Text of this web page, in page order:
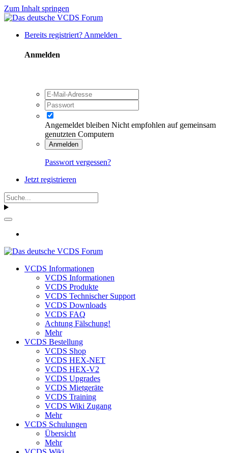
Zum Inhalt springen
Bereits registriert? Anmelden
Anmelden
Angemeldet bleiben Nicht empfohlen auf gemeinsam
genutzten Computern
Anmelden
Passwort vergessen?
Jetzt registrieren
VCDS Informationen
VCDS Informationen
VCDS Produkte
VCDS Technischer Support
VCDS Downloads
VCDS FAQ
Achtung Fälschung!
Mehr
VCDS Bestellung
VCDS Shop
VCDS HEX-NET
VCDS HEX-V2
VCDS Upgrades
VCDS Mietgeräte
VCDS Training
VCDS Wiki Zugang
Mehr
VCDS Schulungen
Übersicht
Mehr